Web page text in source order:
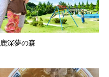
鹿深夢の森